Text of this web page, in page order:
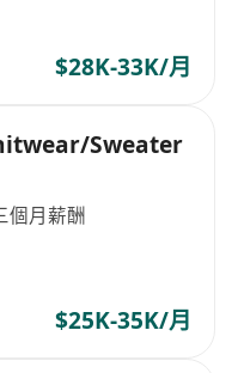
$28K-33K/月
Sweater
個月薪酬
$25K-35K/月